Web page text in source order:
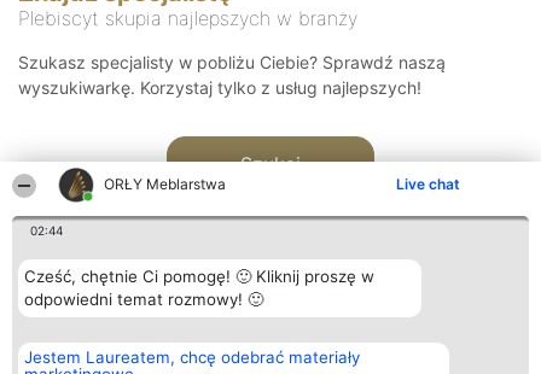
ORŁY Meblarstwa Live chat
02:44
Cześć, chętnie Ci pomogę! 🙂 Kliknij proszę w
odpowiedni temat rozmowy! 🙂
Jestem Laureatem, chcę odebrać materiały
Plebiscyt skupia najlepszych w branży
Szukasz specjalisty w pobliżu Ciebie? Sprawdź naszą
wyszukiwarkę. Korzystaj tylko z usług najlepszych!
Szukaj
Organizator plebiscytu
Bright Side Solutions sp. z o.
Plebiscyt
Laureaci
Kontakt
Kontakt